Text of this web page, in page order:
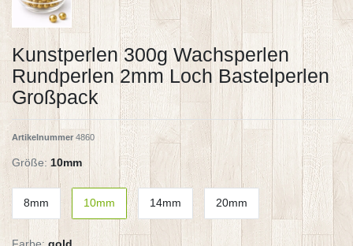
Kunstperlen 300g Wachsperlen
Rundperlen 2mm Loch Bastelperlen
Großpack
Artikelnummer 4860
Größe: 10mm
8mm 10mm 14mm 20mm
Farbe: gold